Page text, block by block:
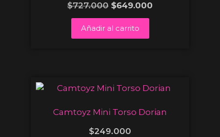
$727.000 $649.000
Añadir al carrito
Camtoyz Mini Torso Dorian
$249.000